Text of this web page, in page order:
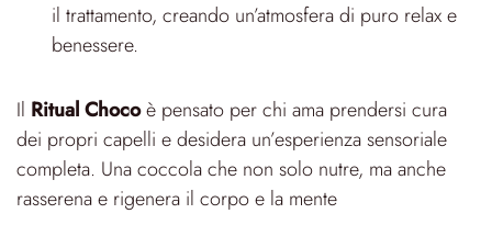
il trattamento, creando un’atmosfera di puro relax e
benessere.
Il Ritual Chocoè pensato per chi ama prendersi cura
dei propri capelli e desidera un’esperienza sensoriale
completa. Una coccola che non solo nutre, ma anche
rasserena e rigenera il corpo e la mente